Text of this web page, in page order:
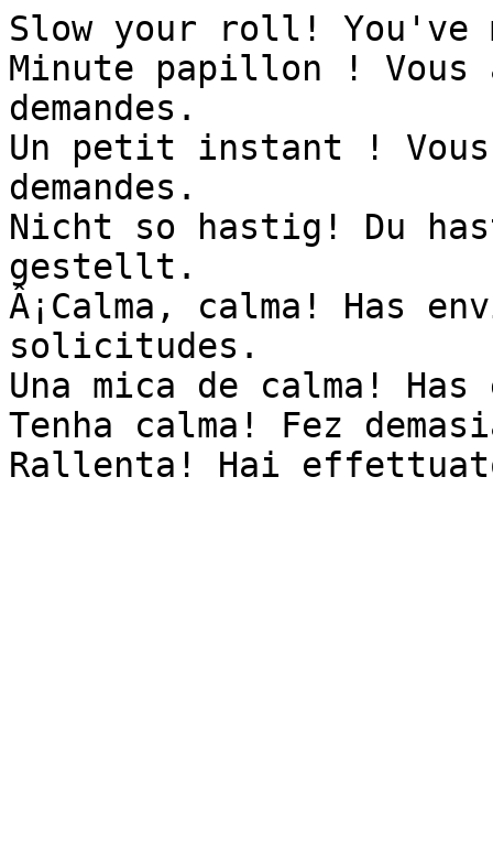
Slow your roll! You've
Minute papillon ! Vous
demandes.
Un petit instant !
demandes.
Nicht so hastig! Du
gestellt.
Â¡Calma, calma! Has
solicitudes.
Una mica de calma!
Tenha calma! Fez
Rallenta! Hai